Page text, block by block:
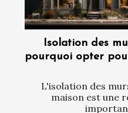
Isolation des
pourquoi opter
L'isolation des
maison est une